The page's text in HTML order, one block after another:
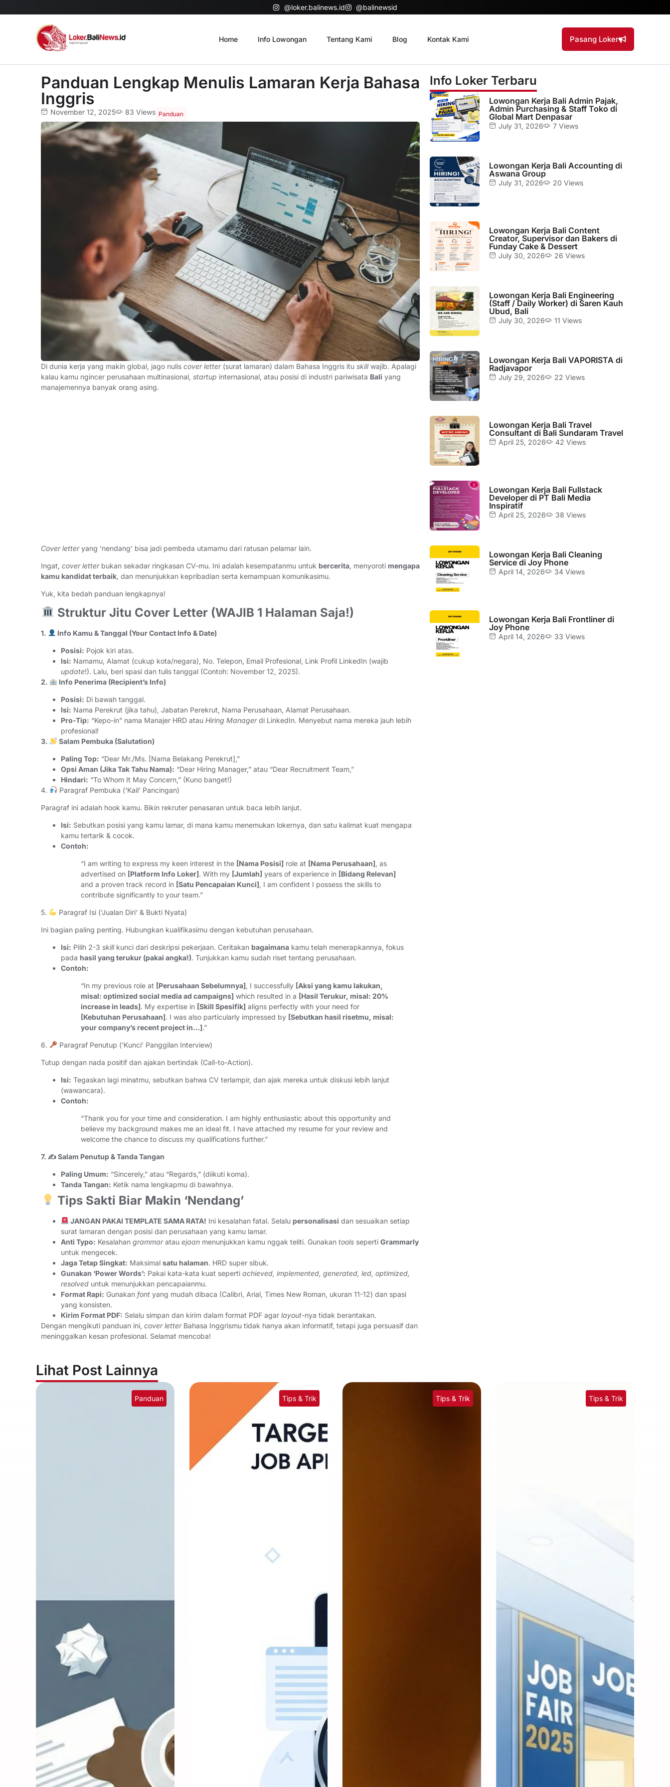
@loker.balinews.id @balinewsid
Home Info Lowongan Tentang Kami Blog Kontak Kami Pasang Loker
Panduan Lengkap Menulis Lamaran Kerja Bahasa
Inggris
November 12, 2025 83 Views Panduan
Di dunia kerja yang makin global, jago nulis cover letter(surat lamaran) dalam Bahasa Inggris itu skillwajib. Apalagi
kalau kamu ngincer perusahaan multinasional, startup internasional, atau posisi di industri pariwisata Bali yang
manajemennya banyak orang asing.
Cover letteryang ‘nendang’ bisa jadi pembeda utamamu dari ratusan pelamar lain.
Ingat, cover letterbukan sekadar ringkasan CV-mu. Ini adalah kesempatanmu untuk bercerita, menyoroti mengapa
kamu kandidat terbaik, dan menunjukkan kepribadian serta kemampuan komunikasimu.
Yuk, kita bedah panduan lengkapnya!
Struktur Jitu Cover Letter (WAJIB 1 Halaman Saja!)
1. Info Kamu & Tanggal (Your Contact Info & Date)
Posisi: Pojok kiri atas.
Isi: Namamu, Alamat (cukup kota/negara), No. Telepon, Email Profesional, Link Profil LinkedIn (wajib
update!). Lalu, beri spasi dan tulis tanggal (Contoh: November 12, 2025).
2.
Info Penerima (Recipient’s Info)
Posisi: Di bawah tanggal.
Isi: Nama Perekrut (jika tahu), Jabatan Perekrut, Nama Perusahaan, Alamat Perusahaan.
Pro-Tip: “Kepo-in” nama Manajer HRD atau Hiring Managerdi LinkedIn. Menyebut nama mereka jauh lebih
profesional!
3.
Salam Pembuka (Salutation)
Paling Top: “Dear Mr./Ms. [Nama Belakang Perekrut],”
Opsi Aman (Jika Tak Tahu Nama): “Dear Hiring Manager,” atau “Dear Recruitment Team,”
Hindari: “To Whom It May Concern,” (Kuno banget!)
4.
Paragraf Pembuka (‘Kail’ Pancingan)
Paragraf ini adalah hook kamu. Bikin rekruter penasaran untuk baca lebih lanjut.
Isi: Sebutkan posisi yang kamu lamar, di mana kamu menemukan lokernya, dan satu kalimat kuat mengapa
kamu tertarik & cocok.
Contoh:
“I am writing to express my keen interest in the [Nama Posisi] role at [Nama Perusahaan], as
advertised on [Platform Info Loker]. With my [Jumlah] years of experience in [Bidang Relevan]
and a proven track record in [Satu Pencapaian Kunci], I am confident I possess the skills to
contribute significantly to your team.”
5. Paragraf Isi (‘Jualan Diri’ & Bukti Nyata)
Ini bagian paling penting. Hubungkan kualifikasimu dengan kebutuhan perusahaan.
Isi: Pilih 2-3 skillkunci dari deskripsi pekerjaan. Ceritakan bagaimana kamu telah menerapkannya, fokus
pada hasil yang terukur (pakai angka!). Tunjukkan kamu sudah riset tentang perusahaan.
Contoh:
“In my previous role at [Perusahaan Sebelumnya], I successfully [Aksi yang kamu lakukan,
misal: optimized social media ad campaigns] which resulted in a [Hasil Terukur, misal: 20%
increase in leads]. My expertise in [Skill Spesifik] aligns perfectly with your need for
[Kebutuhan Perusahaan]. I was also particularly impressed by [Sebutkan hasil risetmu, misal:
your company’s recent project in…].”
6. Paragraf Penutup (‘Kunci’ Panggilan Interview)
Tutup dengan nada positif dan ajakan bertindak (Call-to-Action).
Isi: Tegaskan lagi minatmu, sebutkan bahwa CV terlampir, dan ajak mereka untuk diskusi lebih lanjut
(wawancara).
Contoh:
“Thank you for your time and consideration. I am highly enthusiastic about this opportunity and
believe my background makes me an ideal fit. I have attached my resume for your review and
welcome the chance to discuss my qualifications further.”
7. ✍️ Salam Penutup & Tanda Tangan
Paling Umum: “Sincerely,” atau “Regards,” (diikuti koma).
Tanda Tangan: Ketik nama lengkapmu di bawahnya.
Tips Sakti Biar Makin ‘Nendang’
JANGAN PAKAI TEMPLATE SAMA RATA! Ini kesalahan fatal. Selalu personalisasi dan sesuaikan setiap
surat lamaran dengan posisi dan perusahaan yang kamu lamar.
Anti Typo: Kesalahan grammaratau ejaan menunjukkan kamu nggak teliti. Gunakan tools seperti Grammarly
untuk mengecek.
Jaga Tetap Singkat: Maksimal satu halaman. HRD super sibuk.
Gunakan ‘Power Words’: Pakai kata-kata kuat seperti achieved, implemented, generated, led, optimized,
resolved untuk menunjukkan pencapaianmu.
Format Rapi: Gunakan font yang mudah dibaca (Calibri, Arial, Times New Roman, ukuran 11-12) dan spasi
yang konsisten.
Kirim Format PDF: Selalu simpan dan kirim dalam format PDF agar layout-nya tidak berantakan.
Dengan mengikuti panduan ini, cover letterBahasa Inggrismu tidak hanya akan informatif, tetapi juga persuasif dan
meninggalkan kesan profesional. Selamat mencoba!
Info Loker Terbaru
Lowongan Kerja Bali Admin Pajak,
Admin Purchasing & Staff Toko di
Global Mart Denpasar
July 31, 2026 7 Views
Lowongan Kerja Bali Accounting di
Aswana Group
July 31, 2026 20 Views
Lowongan Kerja Bali Content
Creator, Supervisor dan Bakers di
Funday Cake & Dessert
July 30, 2026 26 Views
Lowongan Kerja Bali Engineering
(Staff / Daily Worker) di Saren Kauh
Ubud, Bali
July 30, 2026 11 Views
Lowongan Kerja Bali VAPORISTA di
Radjavapor
July 29, 2026 22 Views
Lowongan Kerja Bali Travel
Consultant di Bali Sundaram Travel
April 25, 2026 42 Views
Lowongan Kerja Bali Fullstack
Developer di PT Bali Media
Inspiratif
April 25, 2026 38 Views
Lowongan Kerja Bali Cleaning
Service di Joy Phone
April 14, 2026 34 Views
Lowongan Kerja Bali Frontliner di
Joy Phone
April 14, 2026 33 Views
Lihat Post Lainnya
Panduan Tips & Trik Tips & Trik Tips & Trik